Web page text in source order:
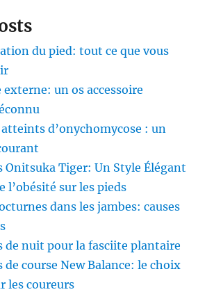
du pied: tout ce que vous
externe: un os accessoire
d’onychomycose : un
Onitsuka Tiger: Un Style Élégant
l’obésité sur les pieds
dans les jambes: causes
de nuit pour la fasciite plantaire
de course New Balance: le choix
les coureurs